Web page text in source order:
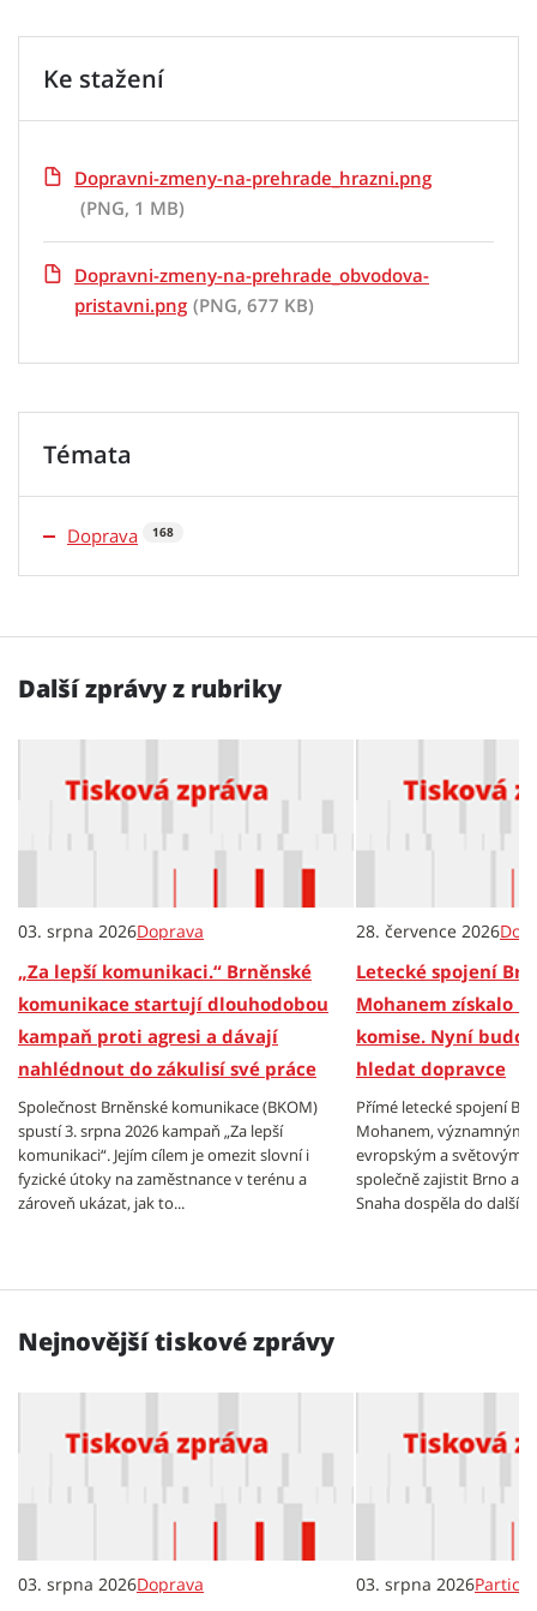
Ke stažení
Dopravni-zmeny-na-prehrade_hrazni.png
(PNG, 1 MB)
Dopravni-zmeny-na-prehrade_obvodova-
pristavni.png (PNG, 677 KB)
Témata
Doprava 168
Další zprávy z rubriky
03. srpna 2026Doprava
„Za lepší komunikaci.“ Brněnské
komunikace startují dlouhodobou
kampaň proti agresi a dávají
nahlédnout do zákulisí své práce
Společnost Brněnské komunikace (BKOM)
spustí 3. srpna 2026 kampaň „Za lepší
komunikaci“. Jejím cílem je omezit slovní i
fyzické útoky na zaměstnance v terénu a
zároveň ukázat, jak to...
28. července 2026
Letecké spojení
Mohanem získalo
komise. Nyní
hledat dopravce
Přímé letecké spojení
Mohanem, významným
evropským a světovým
společně zajistit Brno a
Snaha dospěla do další
Nejnovější tiskové zprávy
03. srpna 2026Doprava 03. srpna 2026